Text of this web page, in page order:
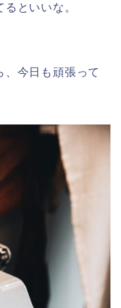
といいな。
、今日も頑張って